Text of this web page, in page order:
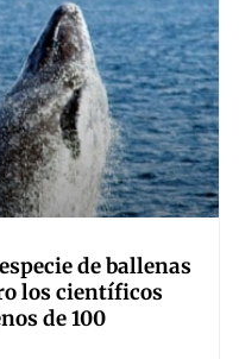
de ballenas
los científicos
de 100